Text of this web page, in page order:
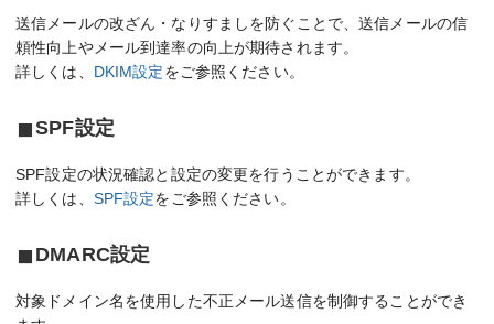
送信メールの改ざん・なりすましを防ぐことで、送信メールの信
頼性向上やメール到達率の向上が期待されます。
詳しくは、 DKIM設定をご参照ください。
SPF設定
SPF設定の状況確認と設定の変更を行うことができます。
詳しくは、 SPF設定をご参照ください。
DMARC設定
対象ドメイン名を使用した不正メール送信を制御することができ